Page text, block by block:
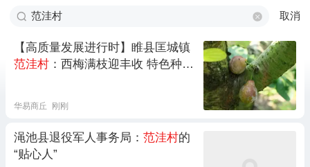
取消
【高质量发展进行时】睢县匡城镇
范洼村 ：西梅满枝迎丰收 特色种植
华易商丘 刚刚
渑池县退役军人事务局： 范洼村的
“贴心人”